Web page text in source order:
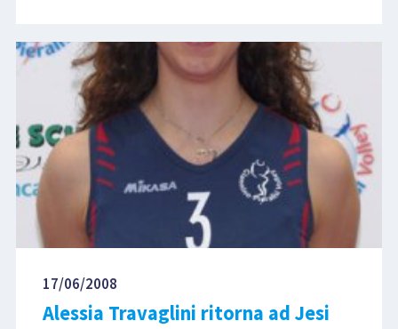
17/06/2008
Alessia Travaglini ritorna ad Jesi